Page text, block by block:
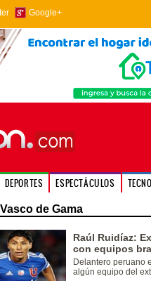
Google+
DEPORTES ESPECTÁCULOS
de Gama
Raúl Ruidíaz:
con equipos
Delantero peruano
algún equipo del